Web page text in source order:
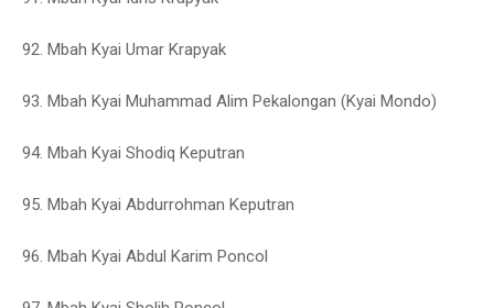
92. Mbah Kyai Umar Krapyak
93. Mbah Kyai Muhammad Alim Pekalongan (Kyai Mondo)
94. Mbah Kyai Shodiq Keputran
95. Mbah Kyai Abdurrohman Keputran
96. Mbah Kyai Abdul Karim Poncol